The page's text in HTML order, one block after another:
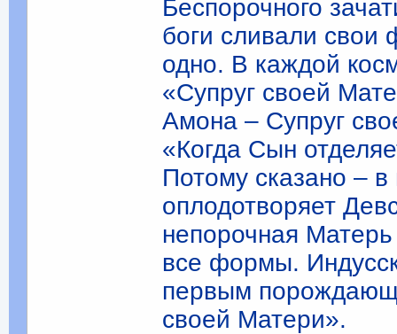
Беспорочного
боги сливали свои
одно. В каждой
«Супруг своей
Амона – Супруг
«Когда Сын
Потому сказано –
оплодотворяет
непорочная
все формы.
первым
своей Матери».